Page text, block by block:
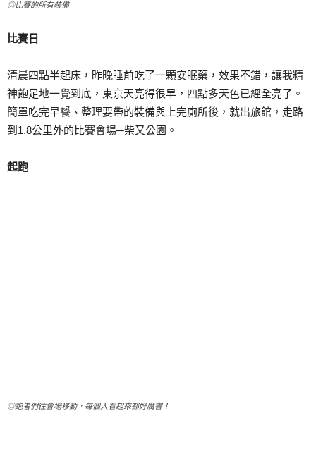
◎比賽的所有裝備
比賽日
清晨四點半起床，昨晚睡前吃了一顆安眠藥，效果不錯，讓我精
神飽足地一覺到底，東京天亮得很早，四點多天色已經全亮了。
簡單吃完早餐、整理要帶的裝備與上完廁所後，就出旅館，走路
到1.8公里外的比賽會場─柴又公園。
起跑
◎跑者們往會場移動，每個人看起來都好厲害！